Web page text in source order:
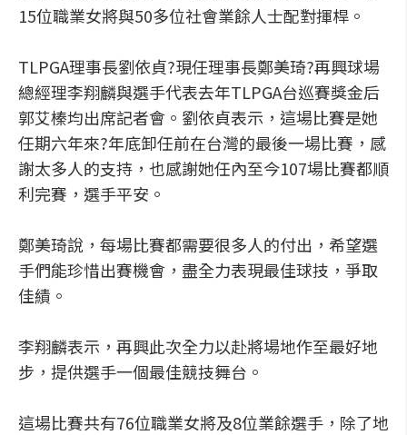
15位職業女將與50多位社會業餘人士配對揮桿。
TLPGA理事長劉依貞?現任理事長鄭美琦?再興球場
總經理李翔麟與選手代表去年TLPGA台巡賽獎金后
郭艾榛均出席記者會。劉依貞表示，這場比賽是她
任期六年來?年底卸任前在台灣的最後一場比賽，感
謝太多人的支持，也感謝她任內至今107場比賽都順
利完賽，選手平安。
鄭美琦說，每場比賽都需要很多人的付出，希望選
手們能珍惜出賽機會，盡全力表現最佳球技，爭取
佳績。
李翔麟表示，再興此次全力以赴將場地作至最好地
步，提供選手一個最佳競技舞台。
這場比賽共有76位職業女將及8位業餘選手，除了地